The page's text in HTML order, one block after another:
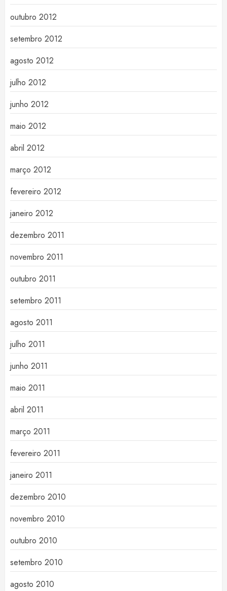
outubro 2012
setembro 2012
agosto 2012
julho 2012
junho 2012
maio 2012
abril 2012
março 2012
fevereiro 2012
janeiro 2012
dezembro 2011
novembro 2011
outubro 2011
setembro 2011
agosto 2011
julho 2011
junho 2011
maio 2011
abril 2011
março 2011
fevereiro 2011
janeiro 2011
dezembro 2010
novembro 2010
outubro 2010
setembro 2010
agosto 2010